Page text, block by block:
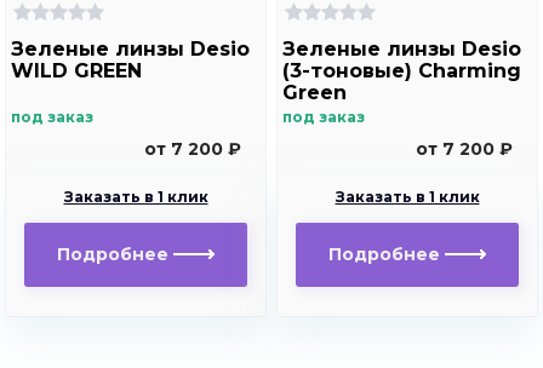
Зеленые линзы Desio
WILD GREEN
под заказ
от 7 200 ₽
Заказать в 1 клик
Подробнее
Зеленые линзы Desio
(3-тоновые) Charming
Green
под заказ
от 7 200 ₽
Заказать в 1 клик
Подробнее